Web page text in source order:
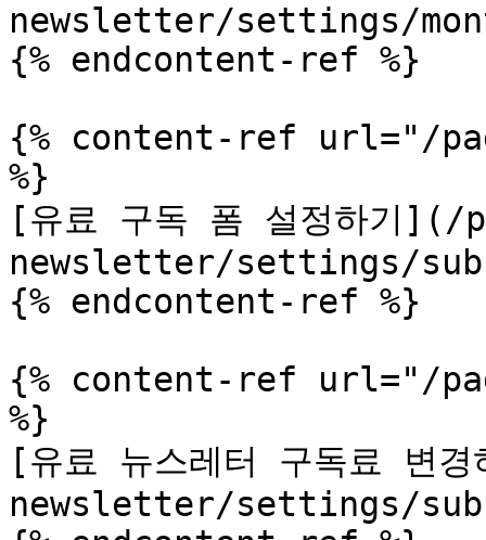
newsletter/settings/
{% endcontent-ref %}
{% content-ref url="/
%}
[유료 구독 폼 설정하기](/
newsletter/settings/
{% endcontent-ref %}
{% content-ref url="/
%}
[유료 뉴스레터 구독료 변
newsletter/settings/